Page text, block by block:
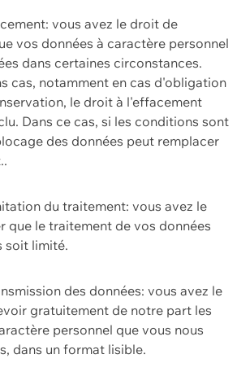
vous avez le droit de
vos données à caractère personnel
dans certaines circonstances.
cas, notamment en cas d'obligation
le droit à l'effacement
Dans ce cas, si les conditions sont
des données peut remplacer
du traitement: vous avez le
que le traitement de vos données
soit limité.
des données: vous avez le
gratuitement de notre part les
personnel que vous nous
dans un format lisible.